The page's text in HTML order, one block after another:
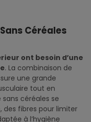
Céréales
ont besoin d’une
. La combinaison de
une grande
tout en
céréales se
des fibres pour limiter
à l’hygiène